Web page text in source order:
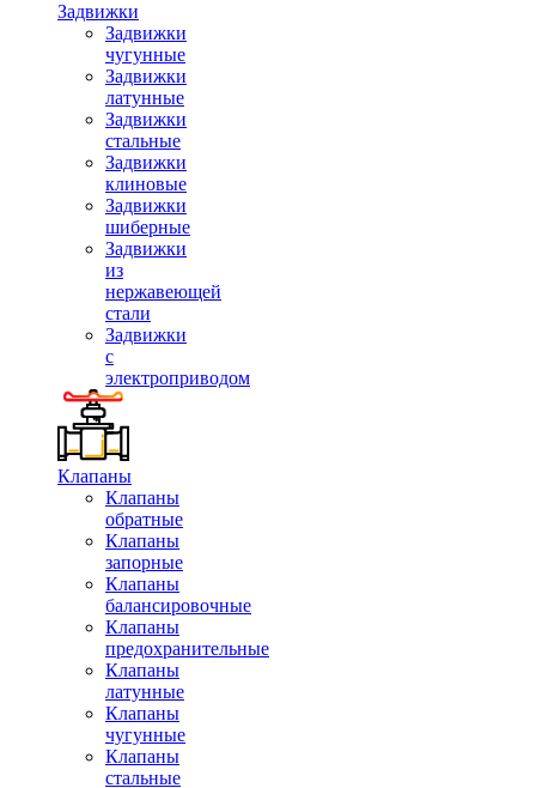
Задвижки
Задвижки
чугунные
Задвижки
латунные
Задвижки
стальные
Задвижки
клиновые
Задвижки
шиберные
Задвижки
из
нержавеющей
стали
Задвижки
с
электроприводом
Клапаны
Клапаны
обратные
Клапаны
запорные
Клапаны
балансировочные
Клапаны
предохранительные
Клапаны
латунные
Клапаны
чугунные
Клапаны
стальные